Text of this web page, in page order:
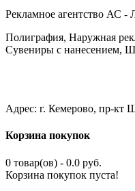
Рекламное агентство АС -
Полиграфия, Наружная
Сувениры с нанесением,
Адрес: г. Кемерово, пр-кт
Корзина покупок
0 товар(ов) - 0.0 руб.
Корзина покупок пуста!